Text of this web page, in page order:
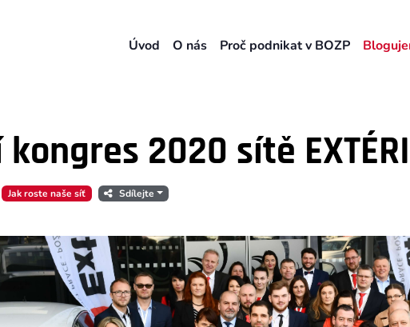
Úvod O nás Proč podnikat v BOZP
2020 sítě
Jak roste naše síť Sdílejte